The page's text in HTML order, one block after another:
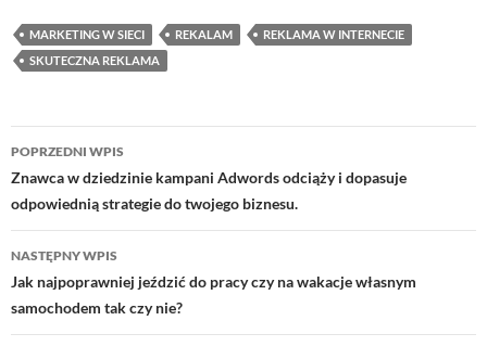
MARKETING W SIECI REKALAM
REKLAMA W INTERNECIE
SKUTECZNA REKLAMA
Nawigacja
wpisu
POPRZEDNI WPIS
Znawca w dziedzinie kampani Adwords odciąży i dopasuje
odpowiednią strategie do twojego biznesu.
NASTĘPNY WPIS
Jak najpoprawniej jeździć do pracy czy na wakacje własnym
samochodem tak czy nie?